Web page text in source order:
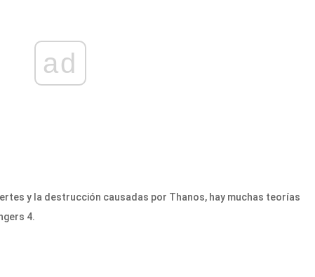
ad
y la destrucción causadas por Thanos, hay muchas teorías
4.